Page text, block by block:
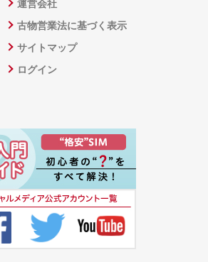
運営会社
古物営業法に基づく表示
サイトマップ
ログイン